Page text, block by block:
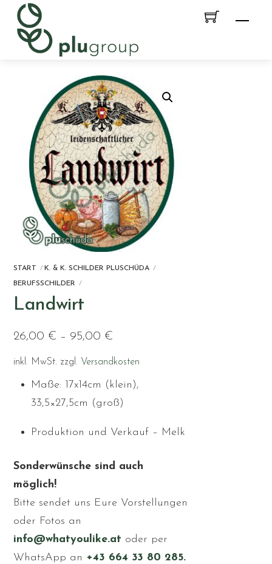
Skip
content
START K. & K. SCHILDER PLUSCHÜDA
BERUFSSCHILDER
Landwirt
26,00 € – 95,00 €
inkl. MwSt. zzgl. Versandkosten
Maße: 17x14cm (klein),
33,5×27,5cm (groß)
Produktion und Verkauf – Melk
Sonderwünsche sind auch
möglich!
Bitte sendet uns Eure Vorstellungen
oder Fotos an
info@whatyoulike.at oder per
WhatsApp an +43 664 33 80 285.